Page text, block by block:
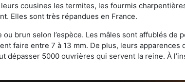
cousines les termites, les fourmis
Elles sont très répandues en France.
brun selon l’espèce. Les mâles sont affublés de
faire entre 7 à 13 mm. De plus, leurs
5000 ouvrières qui servent la reine. À